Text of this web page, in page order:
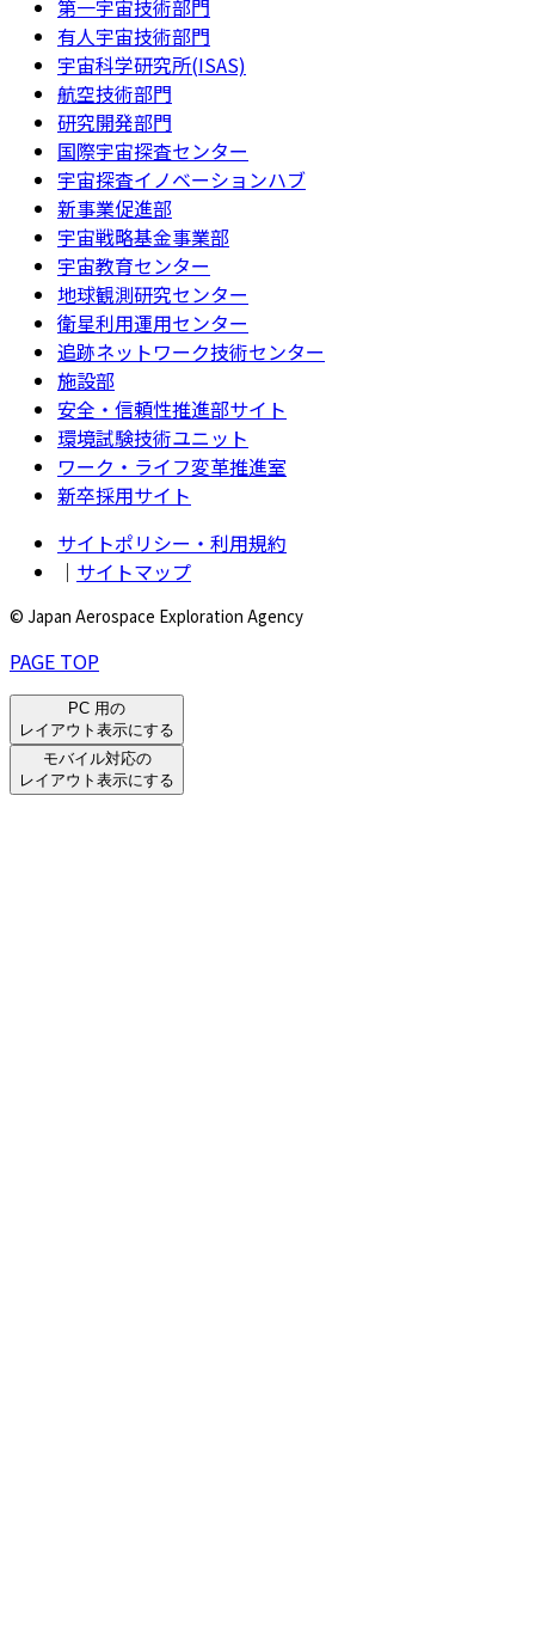
第一宇宙技術部門
有人宇宙技術部門
宇宙科学研究所(ISAS)
航空技術部門
研究開発部門
国際宇宙探査センター
宇宙探査イノベーションハブ
新事業促進部
宇宙戦略基金事業部
宇宙教育センター
地球観測研究センター
衛星利用運用センター
追跡ネットワーク技術センター
施設部
安全・信頼性推進部サイト
環境試験技術ユニット
ワーク・ライフ変革推進室
新卒採用サイト
サイトポリシー・利用規約
｜ サイトマップ
© Japan Aerospace Exploration Agency
PAGE TOP
PC 用の
レイアウト表示にする
モバイル対応の
レイアウト表示にする